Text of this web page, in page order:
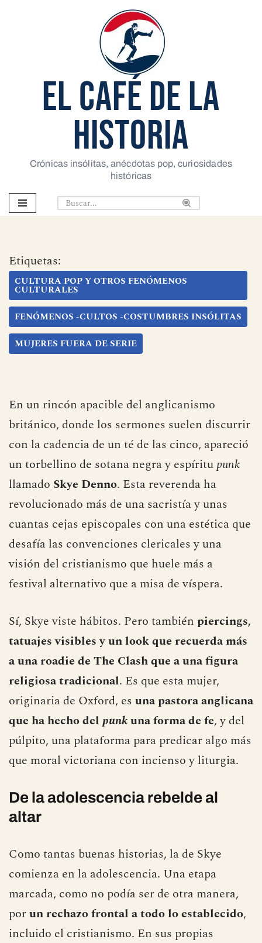
EL CAFÉ DE LA
HISTORIA
Crónicas insólitas, anécdotas pop, curiosidades
históricas
Etiquetas:
CULTURA POP Y OTROS FENÓMENOS
CULTURALES
FENÓMENOS -CULTOS -COSTUMBRES INSÓLITAS
MUJERES FUERA DE SERIE
En un rincón apacible del anglicanismo
británico, donde los sermones suelen discurrir
con la cadencia de un té de las cinco, apareció
un torbellino de sotana negra y espíritupunk
llamado Skye Denno. Esta reverenda ha
revolucionado más de una sacristía y unas
cuantas cejas episcopales con una estética que
desafía las convenciones clericales y una
visión del cristianismo que huele más a
festival alternativo que a misa de víspera.
Sí, Skye viste hábitos. Pero también piercings,
tatuajes visibles y un look que recuerda más
a una roadie de The Clash que a una figura
religiosa tradicional. Es que esta mujer,
originaria de Oxford, es una pastora anglicana
que ha hecho del punkuna forma de fe, y del
púlpito, una plataforma para predicar algo más
que moral victoriana con incienso y liturgia.
De la adolescencia rebelde al
altar
Como tantas buenas historias, la de Skye
comienza en la adolescencia. Una etapa
marcada, como no podía ser de otra manera,
porun rechazo frontal a todo lo establecido,
incluido el cristianismo. En sus propias